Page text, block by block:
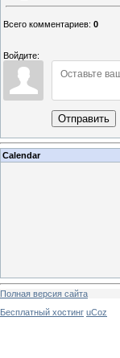
Всего комментариев: 0
Войдите:
Отправить
Calendar
Полная версия сайта
Бесплатный хостинг uCoz